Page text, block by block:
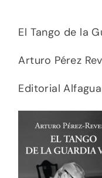
El Tango de la
Arturo Pérez
Editorial